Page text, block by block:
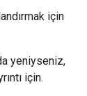
için
yeniyseniz,
için.